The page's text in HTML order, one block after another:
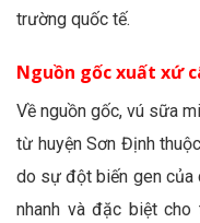
trường quốc tế.
Nguồn gốc xuất xứ
Về nguồn gốc, vú sữa
từ huyện Sơn Định
do sự đột biến gen của
nhanh và đặc biệt